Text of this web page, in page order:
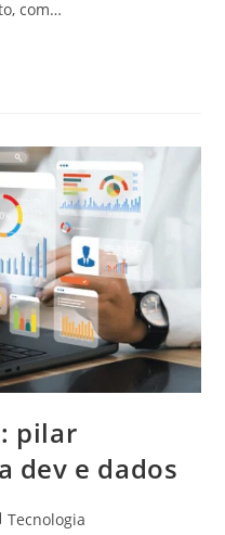
com…
pilar
dev e dados
Tecnologia